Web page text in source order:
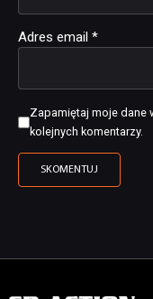
Adres email *
Zapamiętaj moje dane
kolejnych komentarzy.